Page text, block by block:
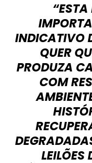
INDICATIVO
QUER
PRODUZA
COM
LEILÕES